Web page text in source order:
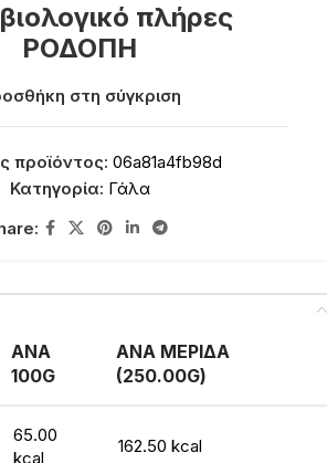
πλήρες
ΡΟΔΟΠΗ
στη σύγκριση
προϊόντος: 06a81a4fb98d
Κατηγορία: Γάλα
ΑΝΑ
100G
ΑΝΑ ΜΕΡΙΔΑ
(250.00G)
65.00
kcal
162.50 kcal